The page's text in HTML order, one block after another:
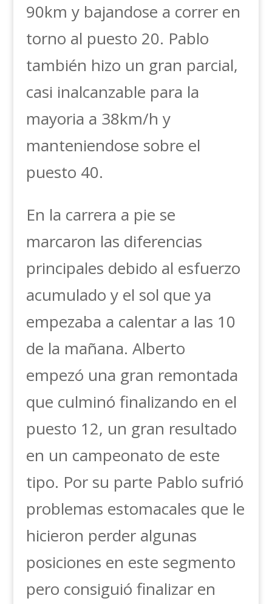
90km y bajandose a correr en
torno al puesto 20. Pablo
también hizo un gran parcial,
casi inalcanzable para la
mayoria a 38km/h y
manteniendose sobre el
puesto 40.
En la carrera a pie se
marcaron las diferencias
principales debido al esfuerzo
acumulado y el sol que ya
empezaba a calentar a las 10
de la mañana. Alberto
empezó una gran remontada
que culminó finalizando en el
puesto 12, un gran resultado
en un campeonato de este
tipo. Por su parte Pablo sufrió
problemas estomacales que le
hicieron perder algunas
posiciones en este segmento
pero consiguió finalizar en